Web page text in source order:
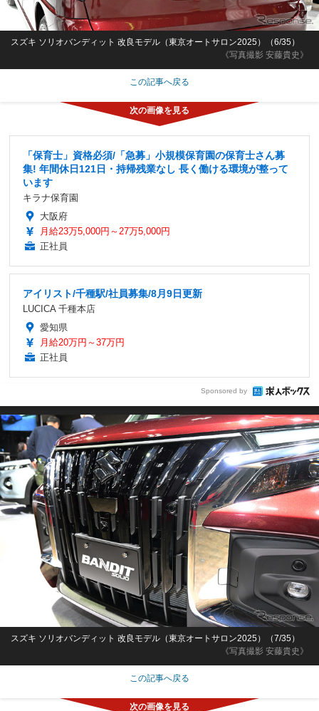
《写真撮影 安藤貴史》
スズキ ソリオバンディット 改良モデル（東京オートサロン2025）（6/35）
この記事へ戻る
「保育士」資格必須/「急募」小規模保育園の保育士さん募
集! 年間休日121日・持帰残業なし 長く働ける環境が整って
います
キラナ保育園
大阪府
月給23万5,000円～27万5,000円
正社員
アイリスト/千種駅/社員募集/8月9日更新
LUCICA 千種本店
愛知県
月給20万円～37万円
正社員
Sponsored by
《写真撮影 安藤貴史》
スズキ ソリオバンディット 改良モデル（東京オートサロン2025）（7/35）
この記事へ戻る